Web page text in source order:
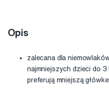
Opis
zalecana dla
najmniejszych dzieci do
preferują mniejszą